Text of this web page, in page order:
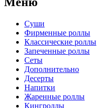
Суши
Фирменные роллы
Классические роллы
Запеченные роллы
Сеты
Дополнительно
Десерты
Напитки
Жаренные роллы
Кингроллы